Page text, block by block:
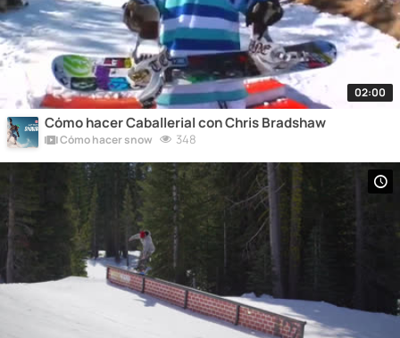
02:00
Cómo hacer Caballerial con Chris Bradshaw
Cómo hacer snow 348